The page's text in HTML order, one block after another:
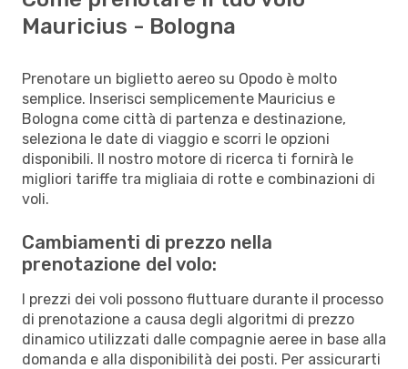
Mauricius - Bologna
Prenotare un biglietto aereo su Opodo è molto
semplice. Inserisci semplicemente Mauricius e
Bologna come città di partenza e destinazione,
seleziona le date di viaggio e scorri le opzioni
disponibili. Il nostro motore di ricerca ti fornirà le
migliori tariffe tra migliaia di rotte e combinazioni di
voli.
Cambiamenti di prezzo nella
prenotazione del volo:
I prezzi dei voli possono fluttuare durante il processo
di prenotazione a causa degli algoritmi di prezzo
dinamico utilizzati dalle compagnie aeree in base alla
domanda e alla disponibilità dei posti. Per assicurarti